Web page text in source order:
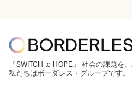
『SWITCH to HOPE』 社会の課題を
私たちはボーダレス・グループです。